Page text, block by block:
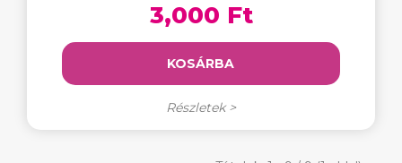
3,000 Ft
KOSÁRBA
Részletek >